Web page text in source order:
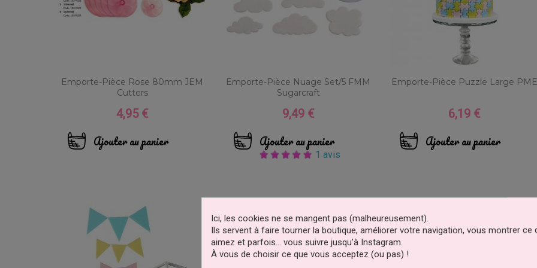
Emporte-Pièce Rose 80mm JEM
Cutters
Prix
4,95 €
Ajouter au panier
Emporte-Pièce Nuage Set/5 FMM
Sugarcraft
Prix
9,49 €
Ajouter au panier
1 avis
Emporte-Pièce Puzzle Large PME
Prix
6,19 €
Ajouter au panier
Ici, les cookies ne se mangent pas (malheureusement).
Ils servent à faire tourner la boutique, améliorer votre navigation, vous montrer ce
aimez et parfois… vous suivre jusqu’à Instagram.
À vous de choisir ce que vous acceptez (ou pas) !